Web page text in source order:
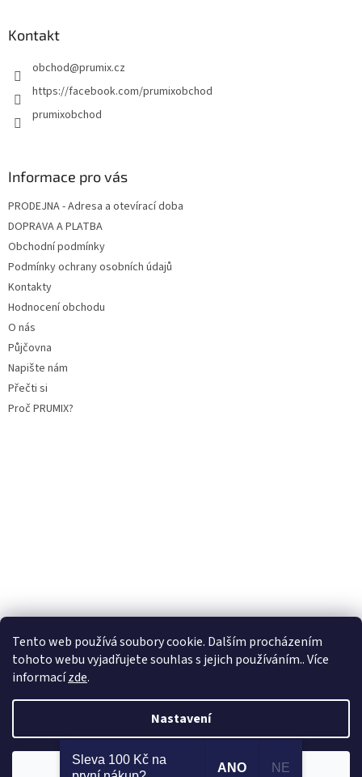
Tento web používá soubory cookie. Dalším procházením
tohoto webu vyjadřujete souhlas s jejich používáním.. Více
informacízde.
Nastavení
Odmítnout Souhlasím
p
Kontakt
obchod@prumix.cz
https://facebook.com/prumixobchod
prumixobchod
Informace pro vás
PRODEJNA - Adresa a otevírací doba
DOPRAVA A PLATBA
Obchodní podmínky
Podmínky ochrany osobních údajů
Kontakty
Hodnocení obchodu
O nás
Půjčovna
Napište nám
Přečti si
Proč PRUMIX?
Copyright 2026Prumix. Všechna práva vyhrazena.
Upravit nastavení
Sleva 100 Kč na
ANO NE